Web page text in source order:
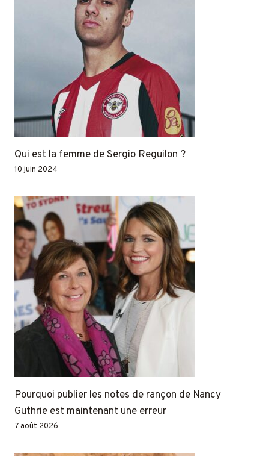
Qui est la femme de Sergio Reguilon ?
10 juin 2024
Pourquoi publier les notes de rançon de Nancy
Guthrie est maintenant une erreur
7 août 2026